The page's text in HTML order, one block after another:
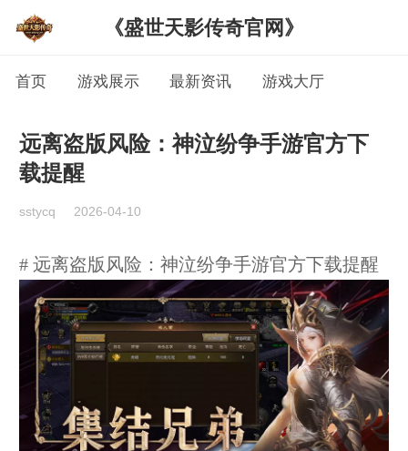
《盛世天影传奇官网》
首页 游戏展示 最新资讯 游戏大厅
远离盗版风险：神泣纷争手游官方下
载提醒
sstycq 2026-04-10
# 远离盗版风险：神泣纷争手游官方下载提醒